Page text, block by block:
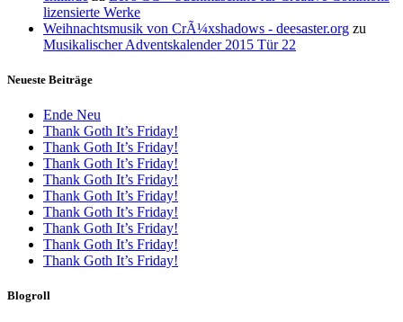
lizensierte Werke
Weihnachtsmusik von CrÃ¼xshadows - deesaster.org zu
Musikalischer Adventskalender 2015 Tür 22
Neueste Beiträge
Ende Neu
Thank Goth It’s Friday!
Thank Goth It’s Friday!
Thank Goth It’s Friday!
Thank Goth It’s Friday!
Thank Goth It’s Friday!
Thank Goth It’s Friday!
Thank Goth It’s Friday!
Thank Goth It’s Friday!
Thank Goth It’s Friday!
Blogroll